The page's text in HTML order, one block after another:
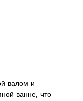
валом и
ванне, что